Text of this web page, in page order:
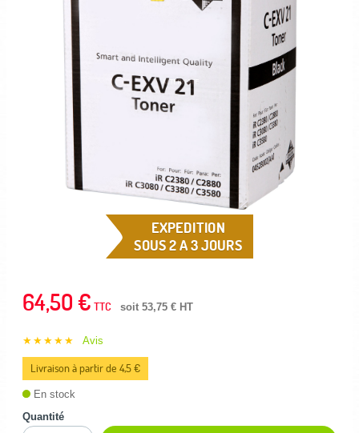
EXPEDITION
SOUS 2 A 3 JOURS
64,50 € TTC soit 53,75 € HT
★★★★★ Avis
Livraison à partir de 4,5 €
En stock
Quantité